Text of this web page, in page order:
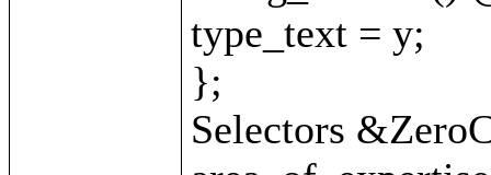
type_text = y;
};
Selectors